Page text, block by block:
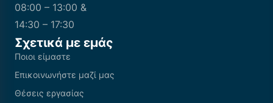
08:00 – 13:00 &
14:30 – 17:30
Σχετικά με εμάς
Ποιοι είμαστε
Επικοινωνήστε μαζί μας
Θέσεις εργασίας